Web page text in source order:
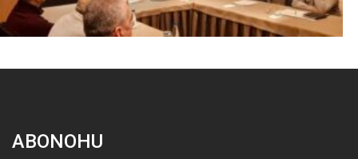
ABONOHU